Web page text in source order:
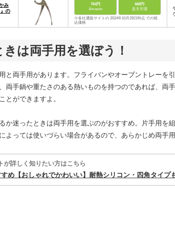
み
の
764円
Amazon
668円
楽天市場
※各社通販サイトの 2024年10月29日時点 での税
込価格
は両手用を選ぼう！
と両手用があります。フライパンやオーブントレーを
両手鍋や重たさのある熱いものを持つのであれば、両
とができますよ。
か迷ったときは両手用を選ぶのがおすすめ。片手用を
よっては使いづらい場合があるので、あらかじめ両手
が詳しく知りたい方はこちら
め【おしゃれでかわいい】耐熱シリコン・四角タイプ